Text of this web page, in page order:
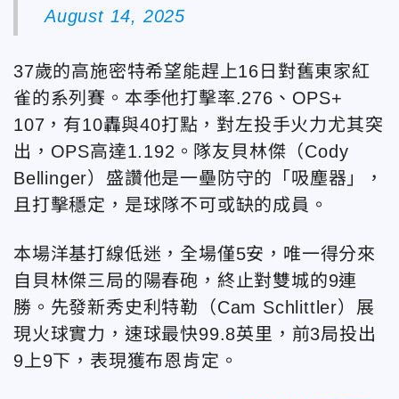
August 14, 2025
37歲的高施密特希望能趕上16日對舊東家紅
雀的系列賽。本季他打擊率.276、OPS+
107，有10轟與40打點，對左投手火力尤其突
出，OPS高達1.192。隊友貝林傑（Cody
Bellinger）盛讚他是一壘防守的「吸塵器」，
且打擊穩定，是球隊不可或缺的成員。
本場洋基打線低迷，全場僅5安，唯一得分來
自貝林傑三局的陽春砲，終止對雙城的9連
勝。先發新秀史利特勒（Cam Schlittler）展
現火球實力，速球最快99.8英里，前3局投出
9上9下，表現獲布恩肯定。